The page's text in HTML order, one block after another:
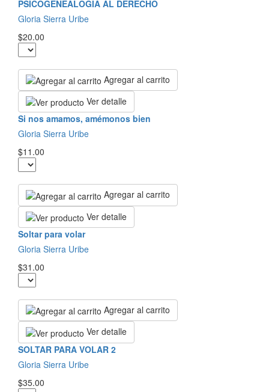
PSICOGENEALOGIA AL DERECHO
Gloria Sierra Uribe
$20.00
Agregar al carrito
Ver detalle
Si nos amamos, amémonos bien
Gloria Sierra Uribe
$11.00
Agregar al carrito
Ver detalle
Soltar para volar
Gloria Sierra Uribe
$31.00
Agregar al carrito
Ver detalle
SOLTAR PARA VOLAR 2
Gloria Sierra Uribe
$35.00